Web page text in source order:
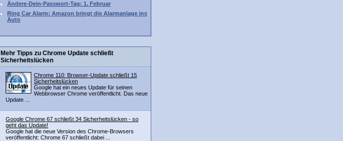
Ändere-Dein-Passwort-Tag: 1. Februar
Ring Car Alarm: Amazon bringt die Alarmanlage ins
Auto
Mehr Tipps zu Chrome Update schließt
Sicherheitslücken
Chrome 110: Browser-Update schließt 15
Sicherheitslücken
Google hat ein neues Update für seinen
Webbrowser Chrome veröffentlicht. Das neue
Update ...
Google Chrome 67 schließt 34 Sicherheitslücken - so
geht das Update!
Google hat die neue Version des Chrome-Browsers
veröffentlicht: Chrome 67 schließt dabei ...